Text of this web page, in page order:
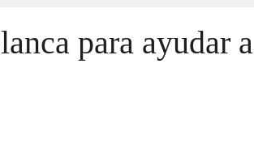
para ayudar a